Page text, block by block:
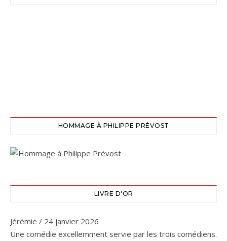
HOMMAGE À PHILIPPE PRÉVOST
LIVRE D'OR
Jérémie / 24 janvier 2026
Une comédie excellemment servie par les trois comédiens.